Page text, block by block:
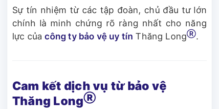
Sự tín nhiệm từ các tập đoàn, chủ đầu tư lớn
chính là minh chứng rõ ràng nhất cho năng
lực củacông ty bảo vệ uy tín Thăng LongⓇ.
Cam kết dịch vụ từ bảo vệ
Thăng LongⓇ